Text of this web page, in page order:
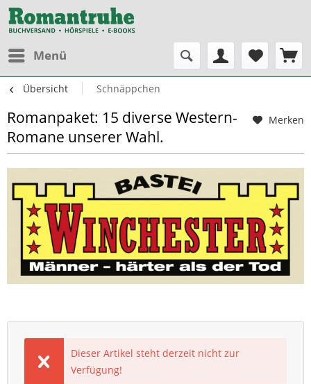
Menü
Übersicht Schnäppchen
Merken
Romanpaket: 15 diverse Western-
Romane unserer Wahl.
Dieser Artikel steht derzeit nicht zur
Verfügung!